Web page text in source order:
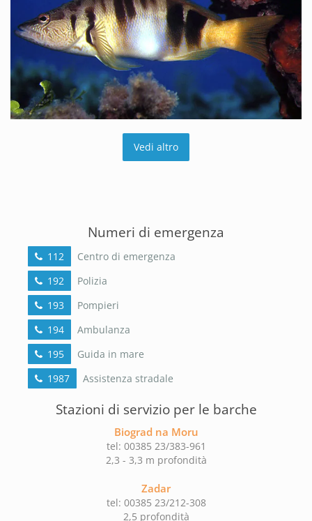
Vedi altro
Numeri di emergenza
112
Centro di emergenza
192
Polizia
193
Pompieri
194
Ambulanza
195
Guida in mare
1987
Assistenza stradale
Stazioni di servizio per le barche
Biograd na Moru
tel: 00385 23/383-961
2,3 - 3,3 m profondità
Zadar
tel: 00385 23/212-308
2,5 profondità